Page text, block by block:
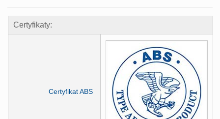
Certyfikaty:
Certyfikat ABS